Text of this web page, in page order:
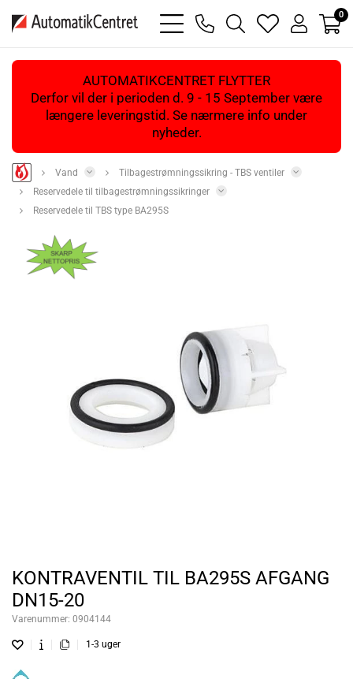
bars
light
phone
magnifying
glass
heart
light
user
light
0
AUTOMATIKCENTRET FLYTTER
Derfor vil der i perioden d. 9 - 15 September være
længere leveringstid. Se nærmere info under
nyheder.
Vand
Tilbagestrømningssikring - TBS ventiler
Reservedele til tilbagestrømningssikringer
Reservedele til TBS type BA295S
KONTRAVENTIL TIL BA295S AFGANG
DN15-20
Varenummer: 0904144
1-3 uger